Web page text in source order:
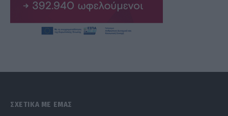
ΣΧΕΤΙΚΑ ΜΕ ΕΜΑΣ